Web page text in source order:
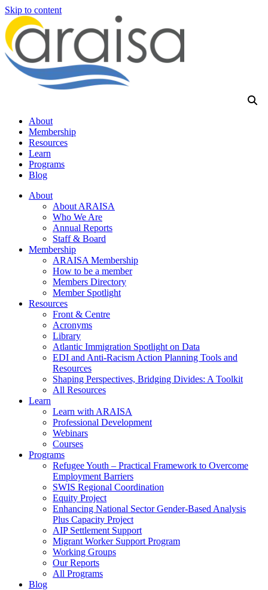
Skip to content
About
Membership
Resources
Learn
Programs
Blog
About
About ARAISA
Who We Are
Annual Reports
Staff & Board
Membership
ARAISA Membership
How to be a member
Members Directory
Member Spotlight
Resources
Front & Centre
Acronyms
Library
Atlantic Immigration Spotlight on Data
EDI and Anti-Racism Action Planning Tools and
Resources
Shaping Perspectives, Bridging Divides: A Toolkit
All Resources
Learn
Learn with ARAISA
Professional Development
Webinars
Courses
Programs
Refugee Youth – Practical Framework to Overcome
Employment Barriers
SWIS Regional Coordination
Equity Project
Enhancing National Sector Gender-Based Analysis
Plus Capacity Project
AIP Settlement Support
Migrant Worker Support Program
Working Groups
Our Reports
All Programs
Blog